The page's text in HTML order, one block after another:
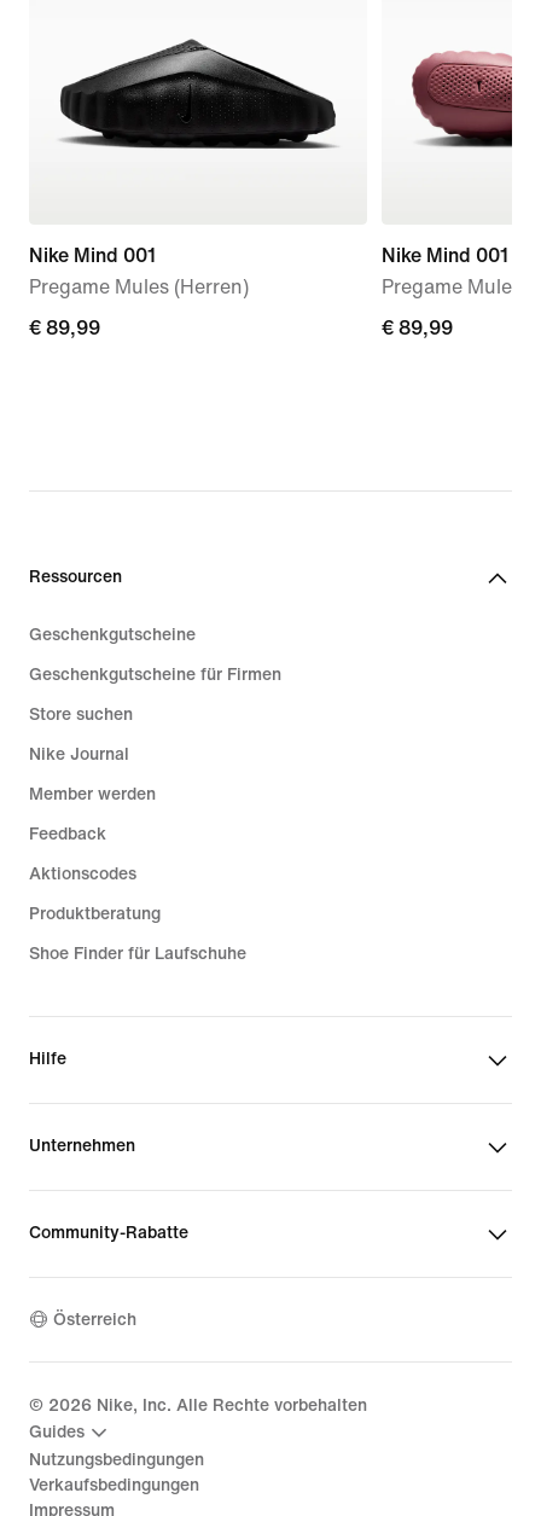
Nike Mind 001
Pregame Mules (Herren)
€ 89,99
€ 89,99
Nike Mind 001
Pregame Mule
€ 89,99
€ 89,99
Ressourcen
Geschenkgutscheine
Geschenkgutscheine für Firmen
Store suchen
Nike Journal
Member werden
Feedback
Aktionscodes
Produktberatung
Shoe Finder für Laufschuhe
Hilfe
Unternehmen
Community-Rabatte
Österreich
© 2026 Nike, Inc. Alle Rechte vorbehalten
Guides
Nutzungsbedingungen
Verkaufsbedingungen
Impressum